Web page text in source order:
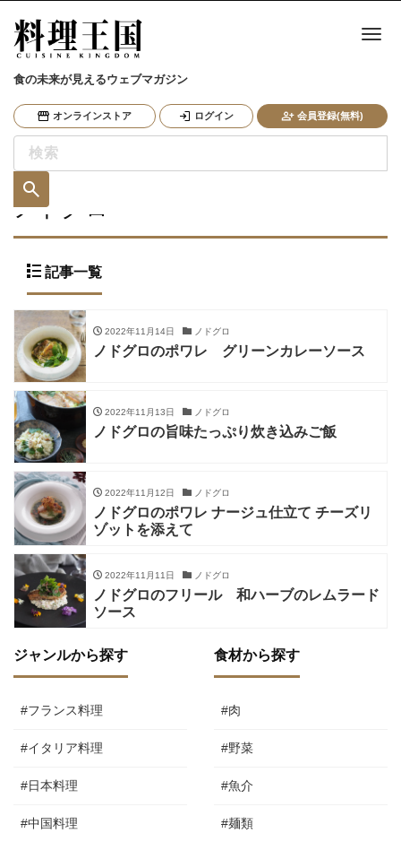
食の未来が見えるウェブマガジン
オンラインストア ログイン 会員登録(無料)
ナ
ノドグロ
記事一覧
2022年11月14日 ノドグロ
ノドグロのポワレ グリーンカレーソース
2022年11月13日 ノドグロ
ノドグロの旨味たっぷり炊き込みご飯
2022年11月12日 ノドグロ
ノドグロのポワレ ナージュ仕立て チーズリ
ゾットを添えて
2022年11月11日 ノドグロ
ノドグロのフリール 和ハーブのレムラード
ソース
ジャンルから探す
#フランス料理
#イタリア料理
#日本料理
#中国料理
食材から探す
#肉
#野菜
#魚介
#麺類